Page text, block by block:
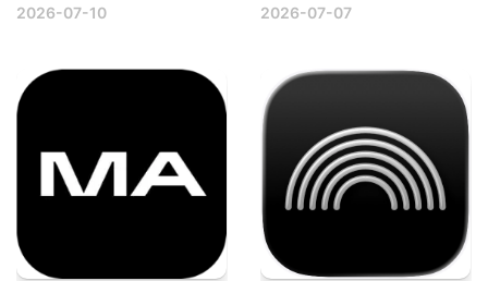
2026-07-10
2026-07-07